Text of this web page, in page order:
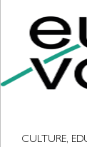
CULTURE,